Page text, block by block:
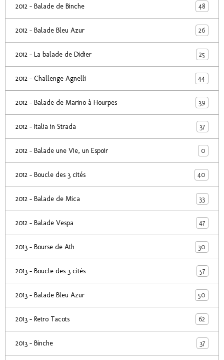
2012 - Balade de Binche 48
2012 - Balade Bleu Azur 26
2012 - La balade de Didier 25
2012 - Challenge Agnelli 44
2012 - Balade de Marino à Hourpes 39
2012 - Italia in Strada 37
2012 - Balade une Vie, un Espoir 0
2012 - Boucle des 3 cités 40
2012 - Balade de Mica 33
2012 - Balade Vespa 47
2013 - Bourse de Ath 30
2013 - Boucle des 3 cités 57
2013 - Balade Bleu Azur 50
2013 - Retro Tacots 62
2013 - Binche 37